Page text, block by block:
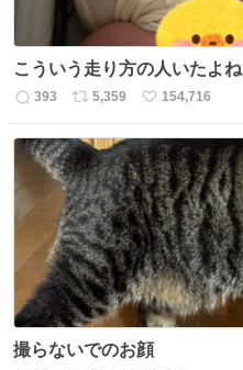
こういう走り方の人いたよね
返
数
393
リ
ス
ト
数
5,359
い
ね
数
154,716
撮らないでのお顔